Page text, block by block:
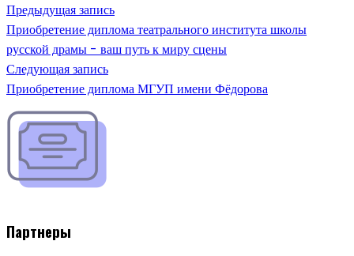
Предыдущая запись
Приобретение диплома театрального института школы
русской драмы - ваш путь к миру сцены
Следующая запись
Приобретение диплома МГУП имени Фёдорова
Партнеры